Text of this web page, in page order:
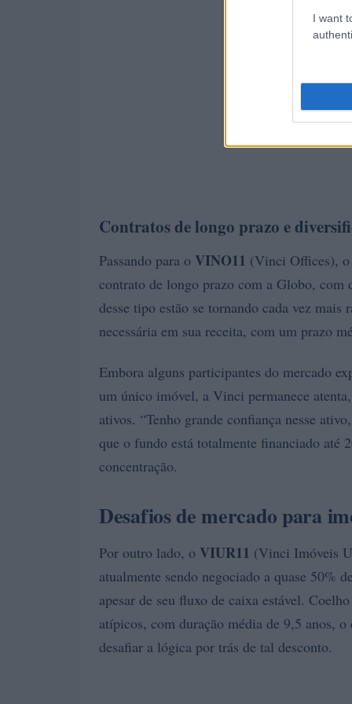
I want
Contratos de longo prazo e
Passando para o VINO11 (Vinci Offices), o
contrato de longo prazo com a Globo, com
desse tipo estão se tornando cada vez
necessária em sua receita, com um prazo
Embora alguns participantes do mercado
um único imóvel, a Vinci permanece
ativos. “Tenho grande confiança nesse
que o fundo está totalmente financiado até
concentração.
Desafios de mercado para
Por outro lado, o VIUR11 (Vinci Imóveis
atualmente sendo negociado a quase 50%
apesar de seu fluxo de caixa estável.
atípicos, com duração média de 9,5 anos,
desafiar a lógica por trás de tal desconto.